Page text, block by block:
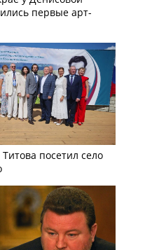
первые арт-
посетил село